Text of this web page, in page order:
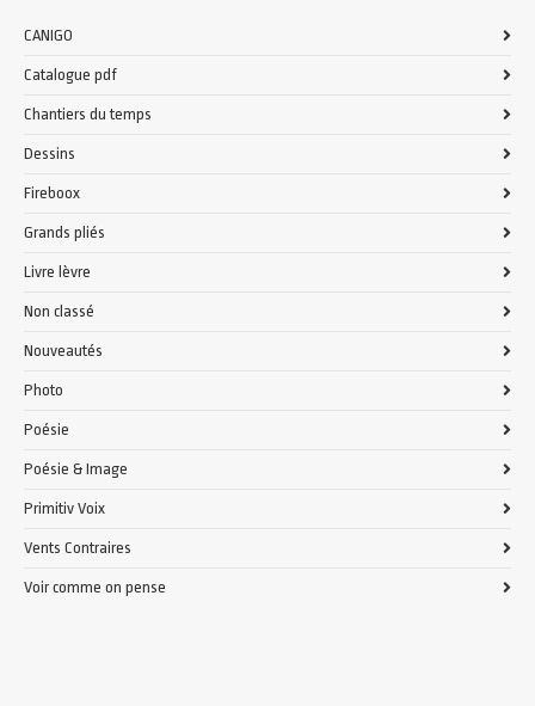
CANIGO
Catalogue pdf
Chantiers du temps
Dessins
Fireboox
Grands pliés
Livre lèvre
Non classé
Nouveautés
Photo
Poésie
Poésie & Image
Primitiv Voix
Vents Contraires
Voir comme on pense